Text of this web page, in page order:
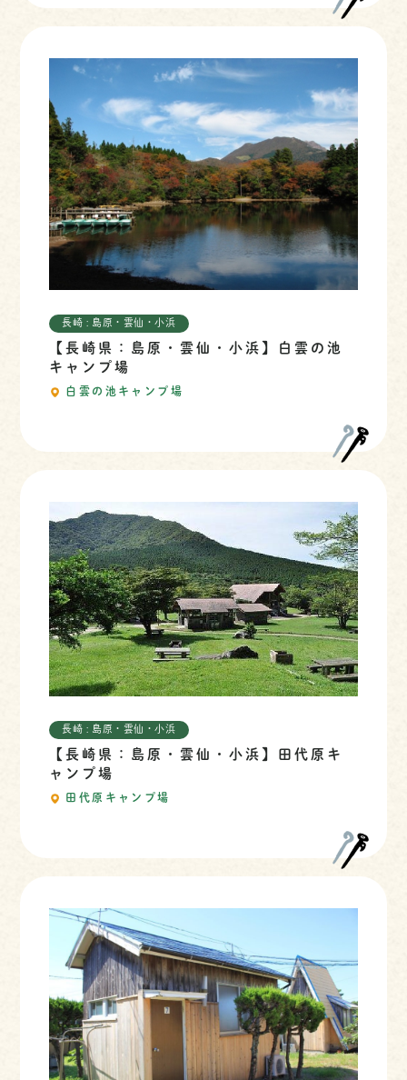
長崎 : 島原・雲仙・小浜
【長崎県：島原・雲仙・小浜】白雲の池
キャンプ場
白雲の池キャンプ場
長崎 : 島原・雲仙・小浜
【長崎県：島原・雲仙・小浜】田代原キ
ャンプ場
田代原キャンプ場